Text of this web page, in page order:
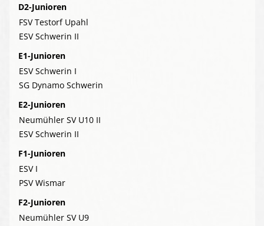
D2-Junioren
FSV Testorf Upahl
ESV Schwerin II
E1-Junioren
ESV Schwerin I
SG Dynamo Schwerin
E2-Junioren
Neumühler SV U10 II
ESV Schwerin II
F1-Junioren
ESV I
PSV Wismar
F2-Junioren
Neumühler SV U9